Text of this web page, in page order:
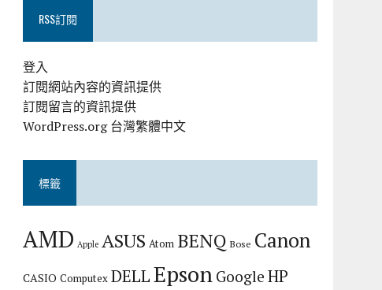
RSS訂閱
登入
訂閱網站內容的資訊提供
訂閱留言的資訊提供
WordPress.org 台灣繁體中文
標籤
AMD Apple ASUS Atom BENQ Bose Canon
CASIO Computex DELLEpson Google HP